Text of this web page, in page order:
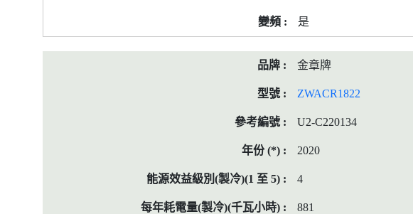
是
金章牌
ZWACR1822
U2-C220134
2020
4
881